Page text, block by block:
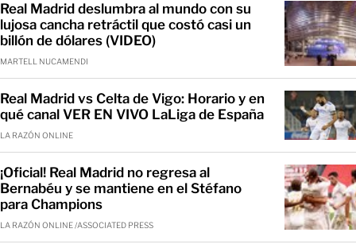
Real Madrid deslumbra al mundo con su
lujosa cancha retráctil que costó casi un
billón de dólares (VIDEO)
MARTELL NUCAMENDI
Real Madrid vs Celta de Vigo: Horario y en
qué canal VER EN VIVO LaLiga de España
LA RAZÓN ONLINE
¡Oficial! Real Madrid no regresa al
Bernabéu y se mantiene en el Stéfano
para Champions
LA RAZÓN ONLINE /ASSOCIATED PRESS